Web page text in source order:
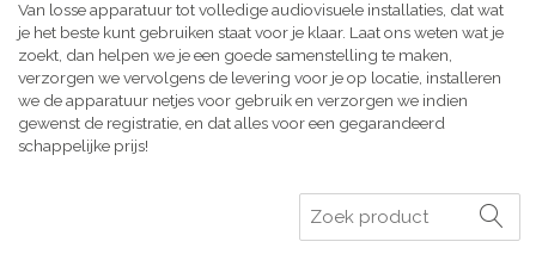
Van losse apparatuur tot volledige audiovisuele installaties, dat wat
je het beste kunt gebruiken staat voor je klaar. Laat ons weten wat je
zoekt, dan helpen we je een goede samenstelling te maken,
verzorgen we vervolgens de levering voor je op locatie, installeren
we de apparatuur netjes voor gebruik en verzorgen we indien
gewenst de registratie, en dat alles voor een gegarandeerd
schappelijke prijs!
Zoeken